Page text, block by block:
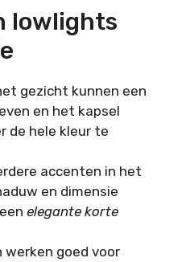
lowlights
gezicht kunnen een
en het kapsel
de hele kleur te
accenten in het
en dimensie
elegante korte
werken goed voor